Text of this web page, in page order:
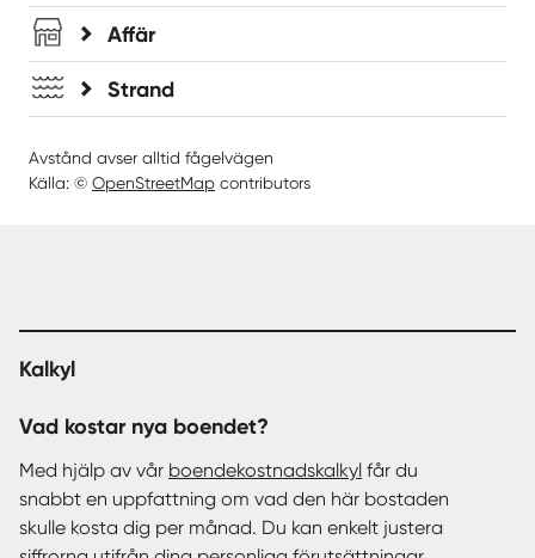
Affär
Strand
Avstånd avser alltid fågelvägen
Källa: © OpenStreetMap contributors
Kalkyl
Vad kostar nya boendet?
Med hjälp av vår boendekostnadskalkyl får du
snabbt en uppfattning om vad den här bostaden
skulle kosta dig per månad. Du kan enkelt justera